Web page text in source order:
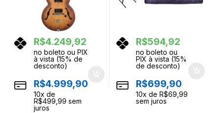
R$4.249,92
no boleto ou PIX
à vista (15% de
desconto)
R$4.999,90
10x de
R$499,99 sem
juros
R$594,92
no boleto ou
PIX à vista (15%
de desconto)
R$699,90
10x de R$69,99
sem juros